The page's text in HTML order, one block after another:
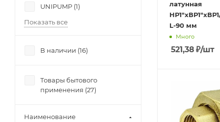
латунная
L-90 мм
Много
521,38 ₽/шт
UNIPUMP (1)
Показать все
В наличии (16)
Товары бытового
применения (27)
Наименование